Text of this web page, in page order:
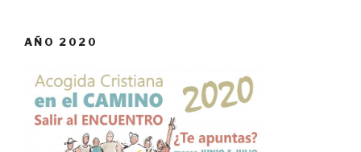
AÑO 2020